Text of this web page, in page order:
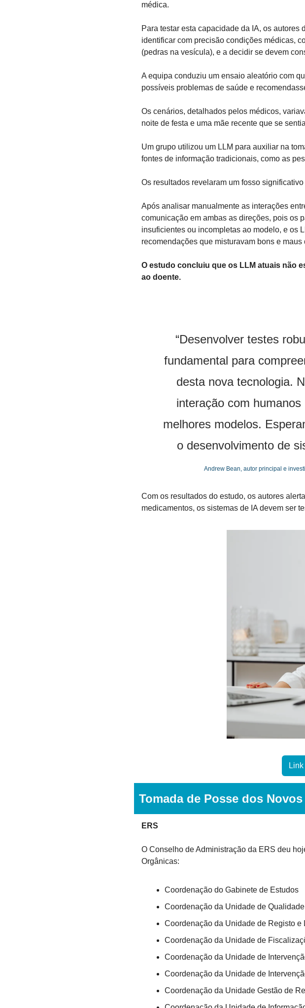
médica.
Para testar esta capacidade da IA, os
identificar com precisão condições médicas,
(pedras na vesícula), e a decidir se devem
A equipa conduziu um ensaio aleatório com
possíveis problemas de saúde e
Os cenários, detalhados pelos médicos,
noite de festa e uma mãe recente que se
Um grupo utilizou um LLM para auxiliar na
fontes de informação tradicionais, como as
Os resultados revelaram um fosso
Após analisar manualmente as interações
comunicação em ambas as direções, pois os
insuficientes ou incompletas ao modelo, e os
recomendações que misturavam bons e maus
O estudo concluiu que os LLM atuais não
ao doente.
“Desenvolver testes
fundamental para
desta nova tecnologia.
interação com
melhores modelos.
o desenvolvimento de
Andrew Bean, autor principal e
Com os resultados do estudo, os autores
medicamentos, os sistemas de IA devem ser
Tomada de Posse dos
ERS
O Conselho de Administração da ERS deu
Orgânicas:
Coordenação do Gabinete de Estudos
Coordenação da Unidade de Qualidade
Coordenação da Unidade de Registo e
Coordenação da Unidade de
Coordenação da Unidade de
Coordenação da Unidade de
Coordenação da Unidade Gestão de